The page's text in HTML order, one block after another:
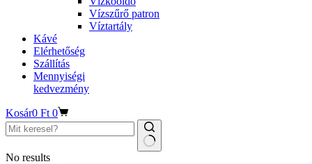
Vízszűrő patron
Víztartály
Kávé
Elérhetőség
Szállítás
Mennyiségi
kedvezmény
Kosár0 Ft 0
No results